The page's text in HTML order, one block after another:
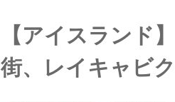
【アイスランド
街、レイキャビ